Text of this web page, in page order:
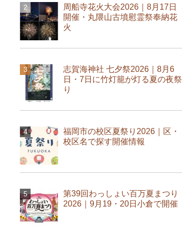
周船寺花火大会2026｜8月17日
開催・丸隈山古墳慰霊祭奉納花
火
志賀海神社 七夕祭2026｜8月6
日・7日に竹灯籠が灯る夏の夜祭
り
福岡市の校区夏祭り2026｜区・
校区名で探す開催情報
第39回わっしょい百万夏まつり
2026｜9月19・20日小倉で開催